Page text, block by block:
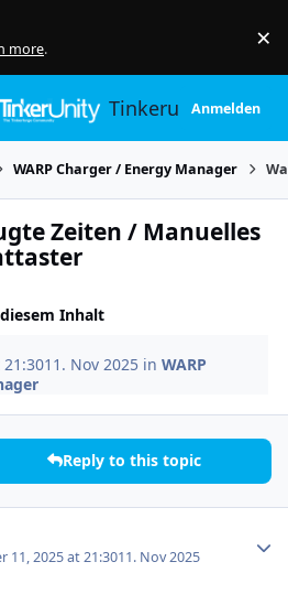
more. ×
TinkerunityAnmelden
WARP Charger / Energy Manager
Zeiten / Manuelles
Inhalt
11. Nov 2025 inWARP
Reply to this topic
11, 2025 at 21:3011. Nov 2025